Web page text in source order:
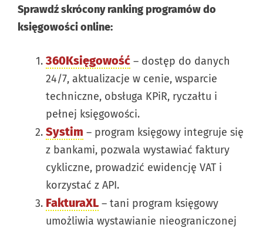
Sprawdź skrócony ranking programów do
księgowości online:
360Księgowość – dostęp do danych
24/7, aktualizacje w cenie, wsparcie
techniczne, obsługa KPiR, ryczałtu i
pełnej księgowości.
Systim – program księgowy integruje się
z bankami, pozwala wystawiać faktury
cykliczne, prowadzić ewidencję VAT i
korzystać z API.
FakturaXL – tani program księgowy
umożliwia wystawianie nieograniczonej